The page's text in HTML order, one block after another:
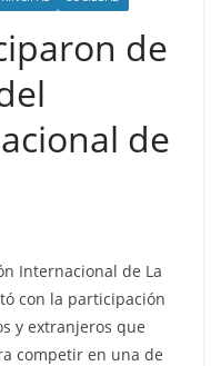
de
de
Internacional de La
con la participación
y extranjeros que
competir en una de